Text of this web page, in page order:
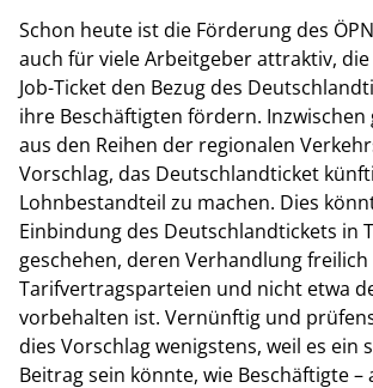
Schon heute ist die Förderung des
auch für viele Arbeitgeber attraktiv,
Job-Ticket den Bezug des
ihre Beschäftigten fördern. Inzwischen
aus den Reihen der regionalen
Vorschlag, das Deutschlandticket
Lohnbestandteil zu machen. Dies
Einbindung des Deutschlandtickets in
geschehen, deren Verhandlung freilich
Tarifvertragsparteien und nicht etwa
vorbehalten ist. Vernünftig und
dies Vorschlag wenigstens, weil es ein
Beitrag sein könnte, wie Beschäftigte –